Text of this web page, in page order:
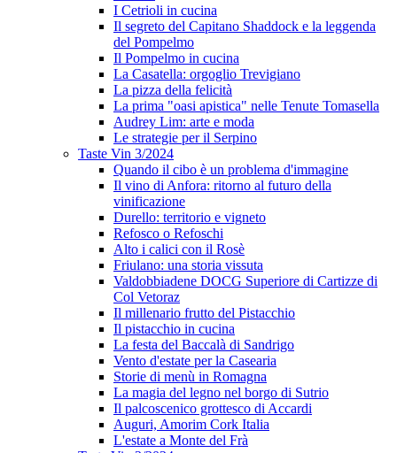
I Cetrioli in cucina
Il segreto del Capitano Shaddock e la leggenda
del Pompelmo
Il Pompelmo in cucina
La Casatella: orgoglio Trevigiano
La pizza della felicità
La prima "oasi apistica" nelle Tenute Tomasella
Audrey Lim: arte e moda
Le strategie per il Serpino
Taste Vin 3/2024
Quando il cibo è un problema d'immagine
Il vino di Anfora: ritorno al futuro della
vinificazione
Durello: territorio e vigneto
Refosco o Refoschi
Alto i calici con il Rosè
Friulano: una storia vissuta
Valdobbiadene DOCG Superiore di Cartizze di
Col Vetoraz
Il millenario frutto del Pistacchio
Il pistacchio in cucina
La festa del Baccalà di Sandrigo
Vento d'estate per la Casearia
Storie di menù in Romagna
La magia del legno nel borgo di Sutrio
Il palcoscenico grottesco di Accardi
Auguri, Amorim Cork Italia
L'estate a Monte del Frà